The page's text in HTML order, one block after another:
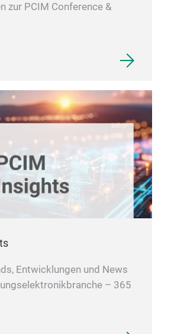
zur PCIM Conference &
Entwicklungen und News
– 365